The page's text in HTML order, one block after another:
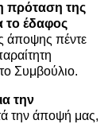
πρόταση της
το έδαφος
άποψης πέντε
Συμβούλιο.
την
την άποψή μας,